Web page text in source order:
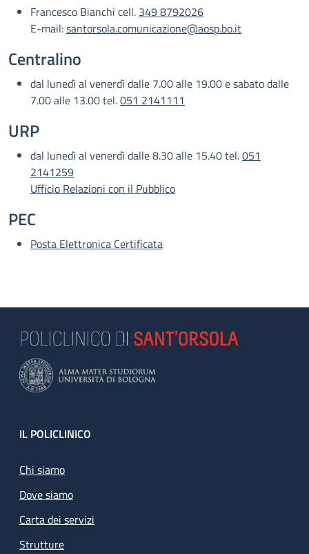
Francesco Bianchi cell. 349 8792026
E-mail:santorsola.comunicazione@aosp.bo.it
Centralino
dal lunedì al venerdì dalle 7.00 alle 19.00 e sabato dalle
7.00 alle 13.00 tel.051 2141111
URP
dal lunedì al venerdì dalle 8.30 alle 15.40 tel.051
2141259
Ufficio Relazioni con il Pubblico
PEC
Posta Elettronica Certificata
Footer
IL POLICLINICO
Chi siamo
Dove siamo
Carta dei servizi
Strutture